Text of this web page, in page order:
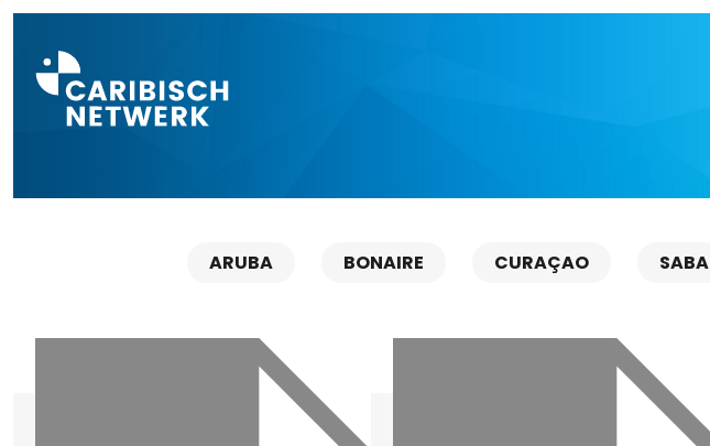
ARUBA BONAIRE CURAÇAO SABA